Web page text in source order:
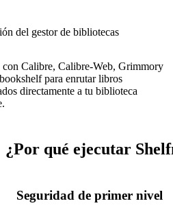
del gestor de bibliotecas
con Calibre, Calibre-Web, Grimmory
para enrutar libros
directamente a tu biblioteca
¿Por qué ejecutar
Seguridad de primer nivel